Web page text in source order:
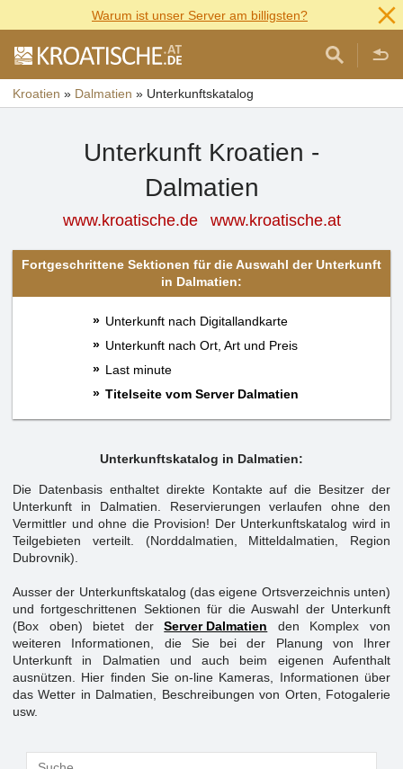
Warum ist unser Server am billigsten?
Kroatien » Dalmatien » Unterkunftskatalog
Unterkunft Kroatien -
Dalmatien
www.kroatische.de www.kroatische.at
Fortgeschrittene Sektionen für die Auswahl der Unterkunft
in Dalmatien:
Unterkunft nach Digitallandkarte
Unterkunft nach Ort, Art und Preis
Last minute
Titelseite vom Server Dalmatien
Unterkunftskatalog in Dalmatien:
Die Datenbasis enthaltet direkte Kontakte auf die Besitzer der
Unterkunft in Dalmatien. Reservierungen verlaufen ohne den
Vermittler und ohne die Provision! Der Unterkunftskatalog wird in
Teilgebieten verteilt. (Norddalmatien, Mitteldalmatien, Region
Dubrovnik).
Ausser der Unterkunftskatalog (das eigene Ortsverzeichnis unten)
und fortgeschrittenen Sektionen für die Auswahl der Unterkunft
(Box oben) bietet derServer Dalmatien den Komplex von
weiteren Informationen, die Sie bei der Planung von Ihrer
Unterkunft in Dalmatien und auch beim eigenen Aufenthalt
ausnützen. Hier finden Sie on-line Kameras, Informationen über
das Wetter in Dalmatien, Beschreibungen von Orten, Fotogalerie
usw.